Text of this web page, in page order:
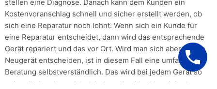
stellen eine Diagnose. Danach kann dem Kunden ein
Kostenvoranschlag schnell und sicher erstellt werden, ob
sich eine Reparatur noch lohnt. Wenn sich ein Kunde für
eine Reparatur entscheidet, dann wird das entsprechende
Gerät repariert und das vor Ort. Wird man sich aber für ein
Neugerät entscheiden, ist in diesem Fall eine umfassende
Beratung selbstverständlich. Das wird bei jedem Gerät so
gehandhabt, ob es sich dabei um den Herd handelt, das